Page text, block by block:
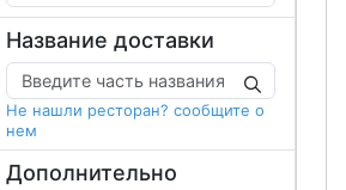
Название доставки
Не нашли ресторан? сообщите о
нем
Дополнительно